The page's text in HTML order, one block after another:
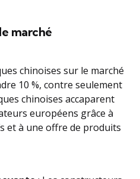
marché
chinoises sur le marché
10 %, contre seulement
chinoises accaparent
européens grâce à
et à une offre de produits